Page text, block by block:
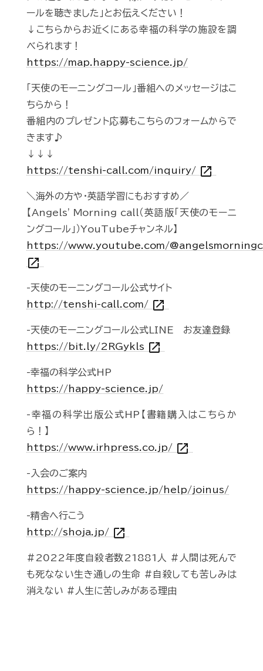
ールを聴きました」とお伝えください！
↓こちらからお近くにある幸福の科学の施設を調
べられます！
https://map.happy-science.jp/
「天使のモーニングコール」番組へのメッセージはこ
ちらから！
番組内のプレゼント応募もこちらのフォームからで
きます♪
↓↓↓
https://tenshi-call.com/inquiry/ open_in_new
＼海外の方や・英語学習にもおすすめ／
【Angels' Morning call（英語版「天使のモーニ
ングコール」）YouTubeチャンネル】
https://www.youtube.com/
open_in_new
-天使のモーニングコール公式サイト
http://tenshi-call.com/ open_in_new
-天使のモーニングコール公式LINE お友達登録
https://bit.ly/2RGykls open_in_new
-幸福の科学公式HP
https://happy-science.jp/
-幸福の科学出版公式HP【書籍購入はこちらか
ら！】
https://www.irhpress.co.jp/ open_in_new
-入会のご案内
https://happy-science.jp/help/joinus/
-精舎へ行こう
http://shoja.jp/ open_in_new
#2022年度自殺者数21881人 #人間は死んで
も死なない生き通しの生命 #自殺しても苦しみは
消えない #人生に苦しみがある理由